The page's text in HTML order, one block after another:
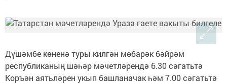
Дүшәмбе көненә туры килгән мөбарәк бәйрәм
республиканың шәһәр мәчетләрендә 6.30 сәгатьтә
Коръән аятьләрен укып башланачак һәм 7.00 сәгатьтә